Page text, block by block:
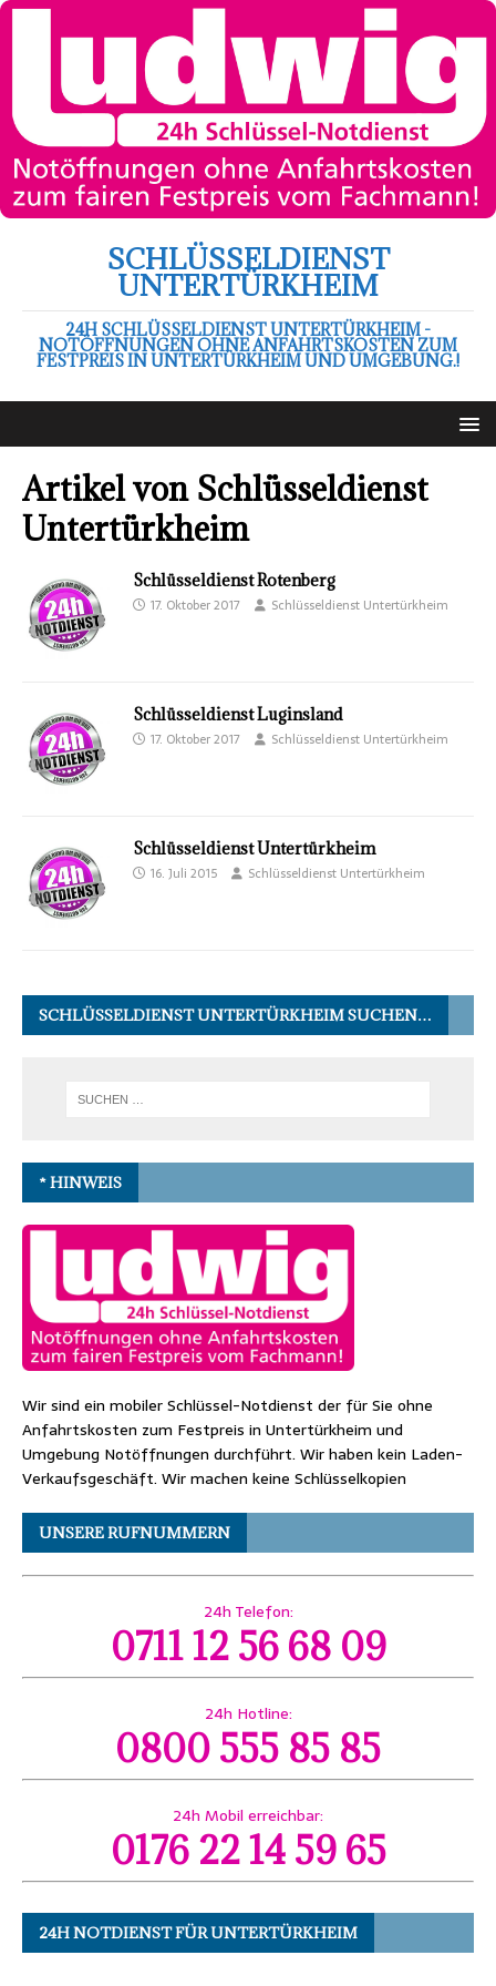
SCHLÜSSELDIENST
UNTERTÜRKHEIM
24H SCHLÜSSELDIENST UNTERTÜRKHEIM -
NOTÖFFNUNGEN OHNE ANFAHRTSKOSTEN ZUM
FESTPREIS IN UNTERTÜRKHEIM UND UMGEBUNG.!
Artikel von Schlüsseldienst
Untertürkheim
Schlüsseldienst Rotenberg
17. Oktober 2017 Schlüsseldienst Untertürkheim
Schlüsseldienst Luginsland
17. Oktober 2017 Schlüsseldienst Untertürkheim
Schlüsseldienst Untertürkheim
16. Juli 2015 Schlüsseldienst Untertürkheim
SCHLÜSSELDIENST UNTERTÜRKHEIM SUCHEN…
* HINWEIS
Wir sind ein mobiler Schlüssel-Notdienst der für Sie ohne
Anfahrtskosten zum Festpreis in Untertürkheim und
Umgebung Notöffnungen durchführt. Wir haben kein Laden-
Verkaufsgeschäft. Wir machen keine Schlüsselkopien
UNSERE RUFNUMMERN
24h Telefon:
0711 12 56 68 09
24h Hotline:
0800 555 85 85
24h Mobil erreichbar:
0176 22 14 59 65
24H NOTDIENST FÜR UNTERTÜRKHEIM